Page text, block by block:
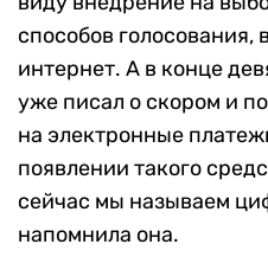
способов голосования,
интернет. А в конце
уже писал о скором и
на электронные
появлении такого
сейчас мы называем
напомнила она.